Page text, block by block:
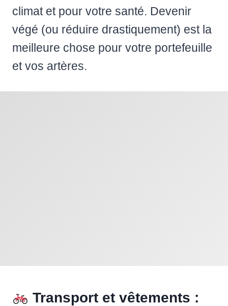
climat et pour votre santé. Devenir
végé (ou réduire drastiquement) est la
meilleure chose pour votre portefeuille
et vos artères.
Transport et vêtements :